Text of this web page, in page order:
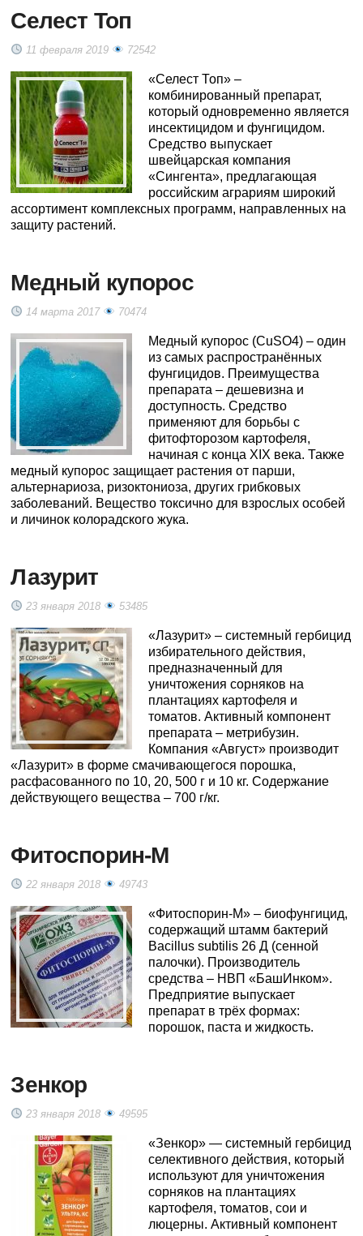
Селест Топ
11 февраля 2019 72542
«Селест Топ» –
комбинированный препарат,
который одновременно является
инсектицидом и фунгицидом.
Средство выпускает
швейцарская компания
«Сингента», предлагающая
российским аграриям широкий
ассортимент комплексных программ, направленных на
защиту растений.
Медный купорос
14 марта 2017 70474
Медный купорос (CuSO4) – один
из самых распространённых
фунгицидов. Преимущества
препарата – дешевизна и
доступность. Средство
применяют для борьбы с
фитофторозом картофеля,
начиная с конца XIX века. Также
медный купорос защищает растения от парши,
альтернариоза, ризоктониоза, других грибковых
заболеваний. Вещество токсично для взрослых особей
и личинок колорадского жука.
Лазурит
23 января 2018 53485
«Лазурит» – системный гербицид
избирательного действия,
предназначенный для
уничтожения сорняков на
плантациях картофеля и
томатов. Активный компонент
препарата – метрибузин.
Компания «Август» производит
«Лазурит» в форме смачивающегося порошка,
расфасованного по 10, 20, 500 г и 10 кг. Содержание
действующего вещества – 700 г/кг.
Фитоспорин-М
22 января 2018 49743
«Фитоспорин-М» – биофунгицид,
содержащий штамм бактерий
Bacillus subtilis 26 Д (сенной
палочки). Производитель
средства – НВП «БашИнком».
Предприятие выпускает
препарат в трёх формах:
порошок, паста и жидкость.
Зенкор
23 января 2018 49595
«Зенкор» — системный гербицид
селективного действия, который
используют для уничтожения
сорняков на плантациях
картофеля, томатов, сои и
люцерны. Активный компонент